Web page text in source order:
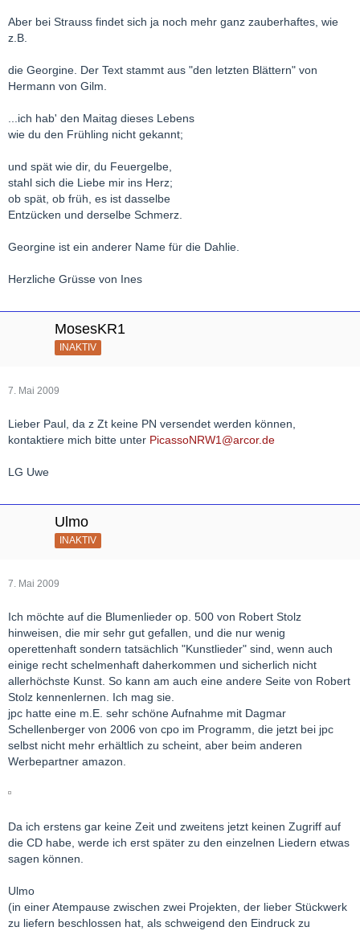
Aber bei Strauss findet sich ja noch mehr ganz zauberhaftes, wie
z.B.
die Georgine. Der Text stammt aus "den letzten Blättern" von
Hermann von Gilm.
...ich hab' den Maitag dieses Lebens
wie du den Frühling nicht gekannt;
und spät wie dir, du Feuergelbe,
stahl sich die Liebe mir ins Herz;
ob spät, ob früh, es ist dasselbe
Entzücken und derselbe Schmerz.
Georgine ist ein anderer Name für die Dahlie.
Herzliche Grüsse von Ines
MosesKR1
INAKTIV
7. Mai 2009
Lieber Paul, da z Zt keine PN versendet werden können,
kontaktiere mich bitte unter PicassoNRW1@arcor.de
LG Uwe
Ulmo
INAKTIV
7. Mai 2009
Ich möchte auf die Blumenlieder op. 500 von Robert Stolz
hinweisen, die mir sehr gut gefallen, und die nur wenig
operettenhaft sondern tatsächlich "Kunstlieder" sind, wenn auch
einige recht schelmenhaft daherkommen und sicherlich nicht
allerhöchste Kunst. So kann am auch eine andere Seite von Robert
Stolz kennenlernen. Ich mag sie.
jpc hatte eine m.E. sehr schöne Aufnahme mit Dagmar
Schellenberger von 2006 von cpo im Programm, die jetzt bei jpc
selbst nicht mehr erhältlich zu scheint, aber beim anderen
Werbepartner amazon.
Da ich erstens gar keine Zeit und zweitens jetzt keinen Zugriff auf
die CD habe, werde ich erst später zu den einzelnen Liedern etwas
sagen können.
Ulmo
(in einer Atempause zwischen zwei Projekten, der lieber Stückwerk
zu liefern beschlossen hat, als schweigend den Eindruck zu